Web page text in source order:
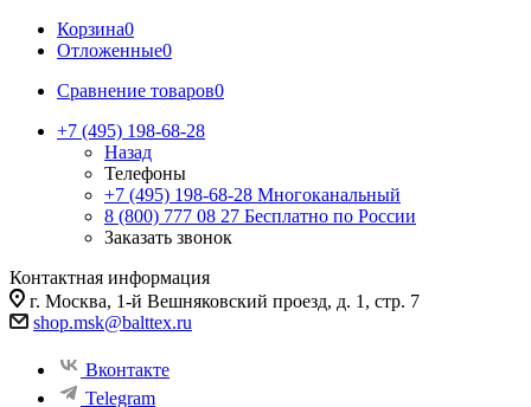
Корзина0
Отложенные0
Сравнение товаров0
+7 (495) 198-68-28
Назад
Телефоны
+7 (495) 198-68-28 Многоканальный
8 (800) 777 08 27 Бесплатно по России
Заказать звонок
Контактная информация
г. Москва, 1-й Вешняковский проезд, д. 1, стр. 7
shop.msk@balttex.ru
Вконтакте
Telegram